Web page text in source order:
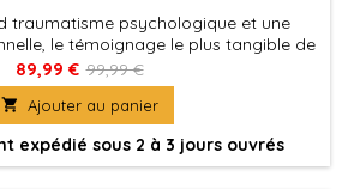
traumatisme psychologique et une
le témoignage le plus tangible de
des Orgoths était les reliques
laissées enfouies sous leurs lieux
d'exécution infernaux.
89,99 € 99,99 €
 Ajouter au panier
expédié sous 2 à 3 jours ouvrés